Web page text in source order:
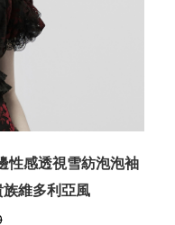
性感透視雪紡泡泡袖
維多利亞風